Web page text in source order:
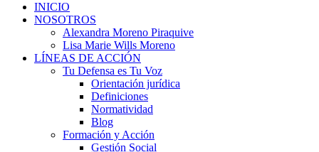
INICIO
NOSOTROS
Alexandra Moreno Piraquive
Lisa Marie Wills Moreno
LÍNEAS DE ACCIÓN
Tu Defensa es Tu Voz
Orientación jurídica
Definiciones
Normatividad
Blog
Formación y Acción
Gestión Social